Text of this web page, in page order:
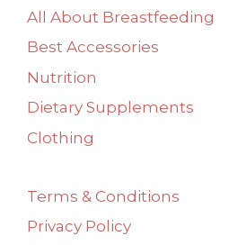
All About Breastfeeding
Best Accessories
Nutrition
Dietary Supplements
Clothing
Terms & Conditions
Privacy Policy